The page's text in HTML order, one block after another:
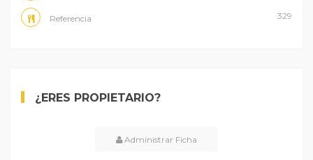
Referencia 329
¿ERES PROPIETARIO?
Administrar Ficha